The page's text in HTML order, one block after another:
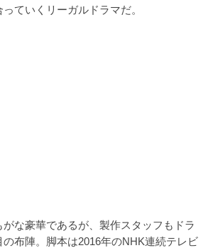
ていくリーガルドラマだ。
な豪華であるが、製作スタッフもドラ
布陣。脚本は2016年のNHK連続テレビ